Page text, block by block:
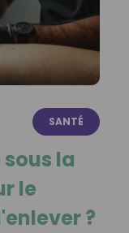
SANTÉ
la
le
?